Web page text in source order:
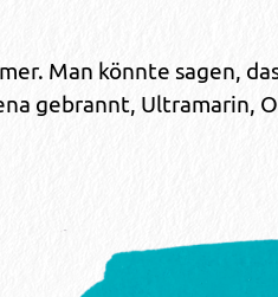
Man könnte sagen,
gebrannt, Ultramarin,